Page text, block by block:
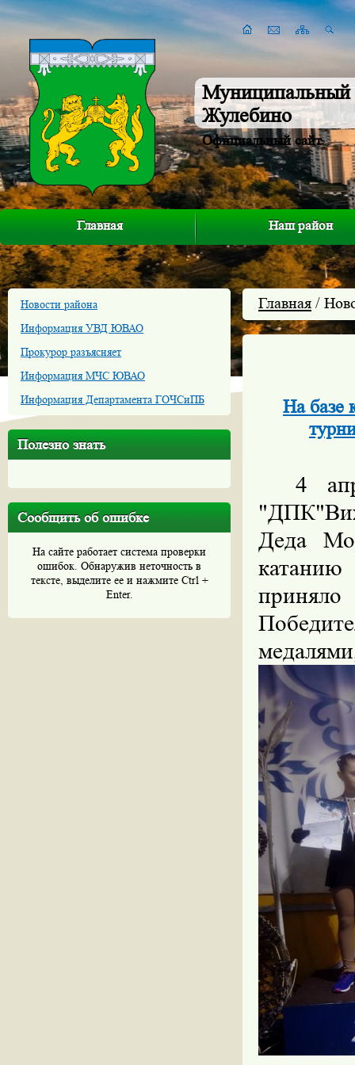
Муниципальный
Жулебино
Официальный сайт
Главная Наш район
Новости района
Информация УВД ЮВАО
Прокурор разъясняет
Информация МЧС ЮВАО
Информация Департамента ГОЧСиПБ
Полезно знать
Сообщить об ошибке
На сайте работает система проверки
ошибок. Обнаружив неточность в
тексте, выделите ее и нажмите Ctrl +
Enter.
Главная /
На базе
4
Деда
катанию